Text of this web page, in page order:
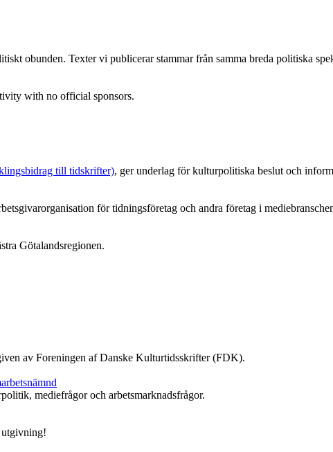
obunden. Texter vi publicerar stammar från samma breda politiska
with no official sponsors.
till tidskrifter), ger underlag för kulturpolitiska beslut och
för tidningsföretag och andra företag i
Götalandsregionen.
av Foreningen af Danske Kulturtidsskrifter (FDK).
mediefrågor och arbetsmarknadsfrågor.
utgivning!